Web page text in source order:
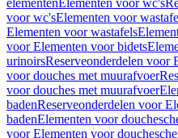
elementenElementen voor wc's
voor wc'sElementen voor
Elementen voor wastafels
voor Elementen voor bidets
urinoirsReserveonderdelen voor
voor douches met muurafvoer
voor douches met muurafvoer
badenReserveonderdelen voor
badenElementen voor
voor Elementen voor